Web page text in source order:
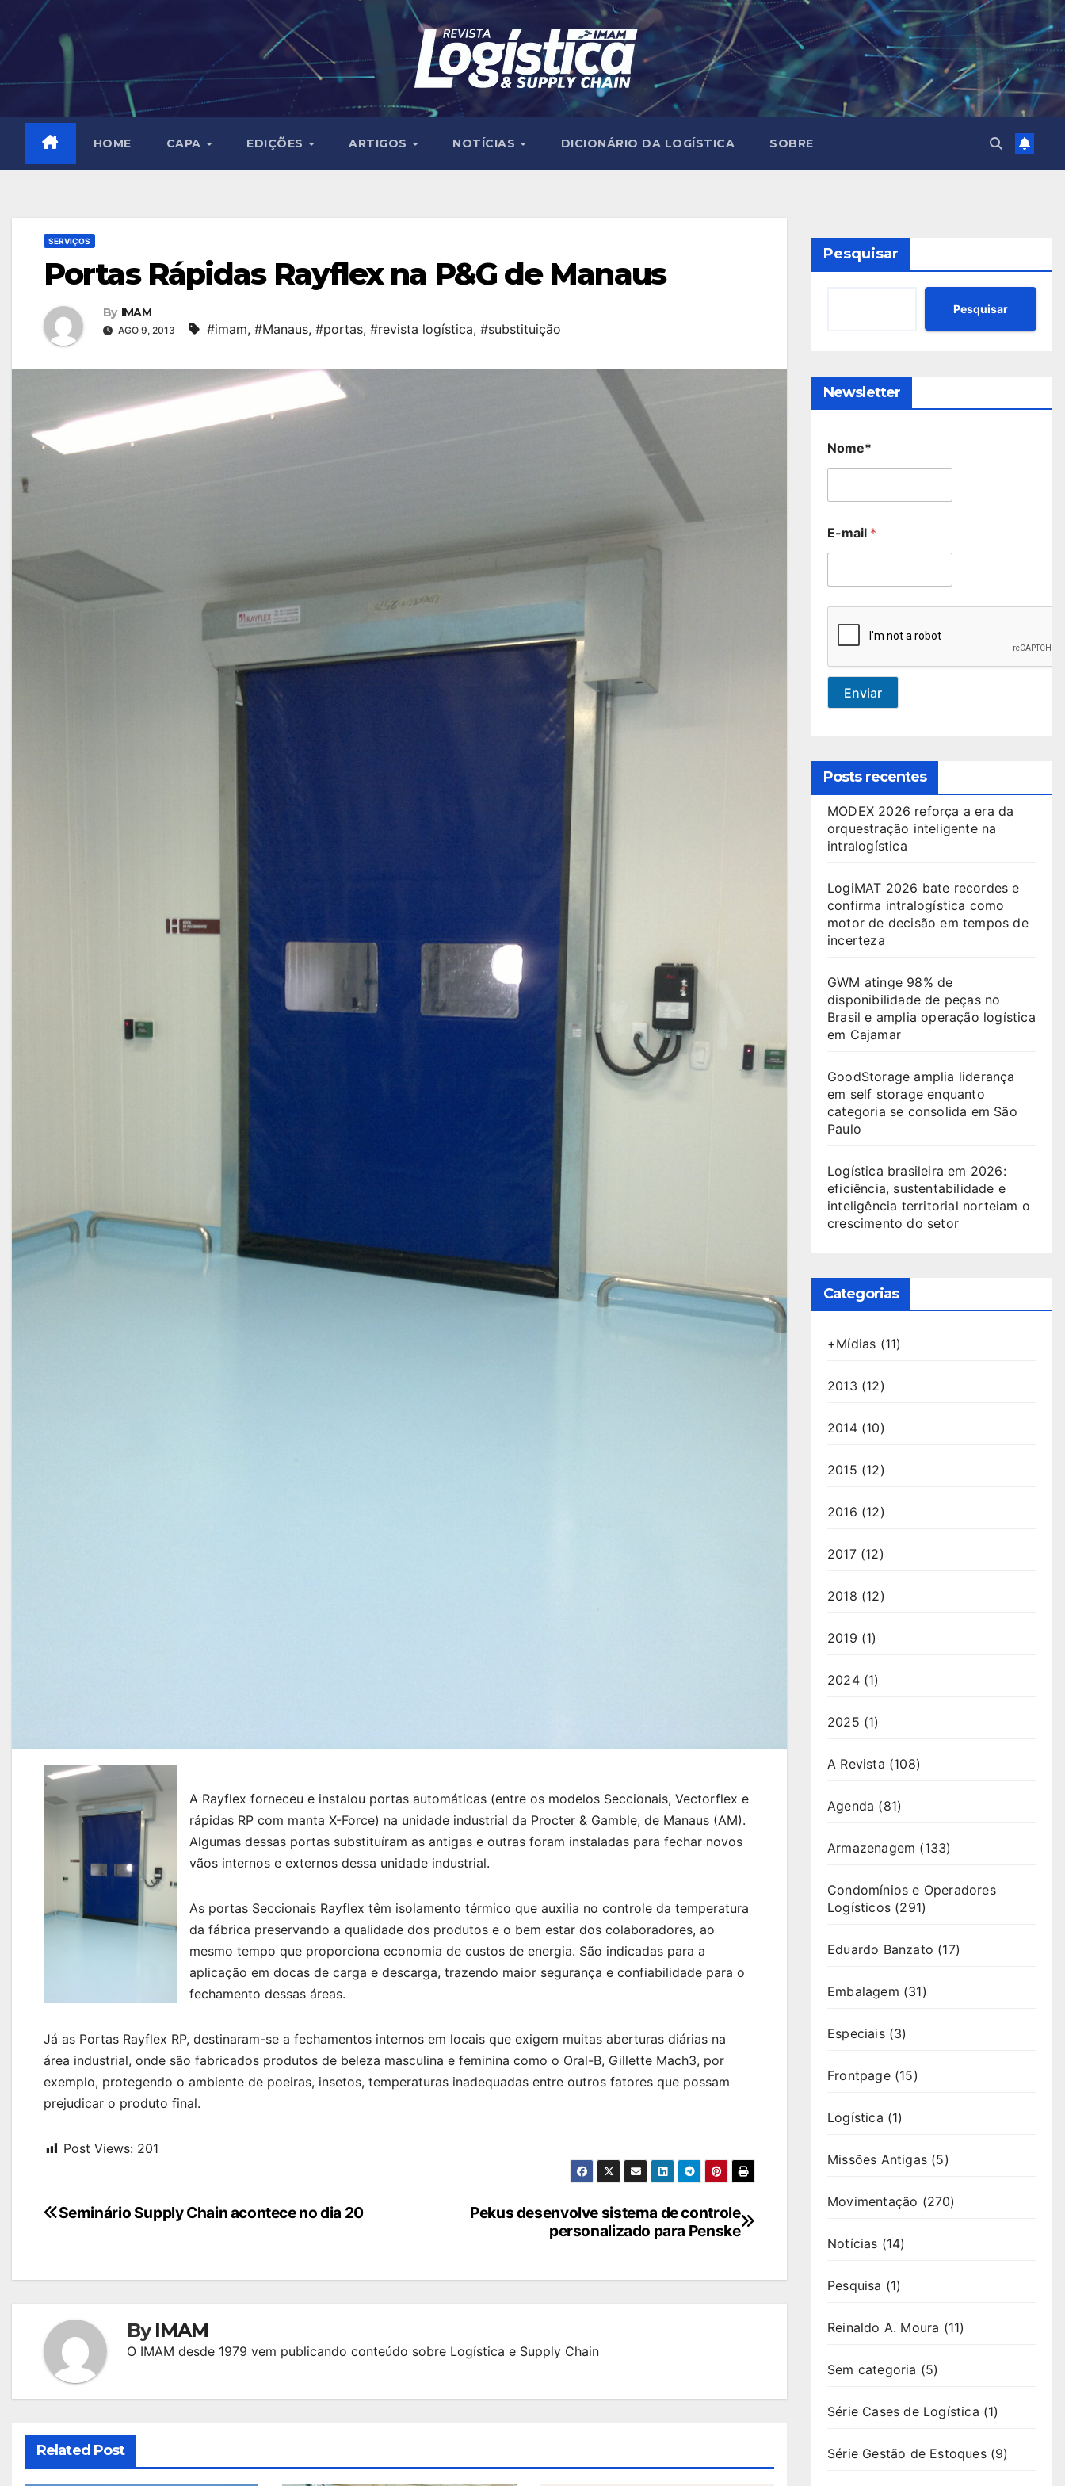
content
HOME CAPA EDIÇÕES ARTIGOS NOTÍCIAS DICIONÁRIO DA LOGÍSTICA SOBRE
SERVIÇOS
Portas Rápidas Rayflex na P&G de Manaus
By IMAM
AGO 9, 2013 #imam, #Manaus, #portas, #revista logística, #substituição
A Rayflex forneceu e instalou portas automáticas (entre os modelos Seccionais, Vectorflex e
rápidas RP com manta X-Force) na unidade industrial da Procter & Gamble, de Manaus (AM).
Algumas dessas portas substituíram as antigas e outras foram instaladas para fechar novos
vãos internos e externos dessa unidade industrial.
As portas Seccionais Rayflex têm isolamento térmico que auxilia no controle da temperatura
da fábrica preservando a qualidade dos produtos e o bem estar dos colaboradores, ao
mesmo tempo que proporciona economia de custos de energia. São indicadas para a
aplicação em docas de carga e descarga, trazendo maior segurança e confiabilidade para o
fechamento dessas áreas.
Já as Portas Rayflex RP, destinaram-se a fechamentos internos em locais que exigem muitas aberturas diárias na
área industrial, onde são fabricados produtos de beleza masculina e feminina como o Oral-B, Gillette Mach3, por
exemplo, protegendo o ambiente de poeiras, insetos, temperaturas inadequadas entre outros fatores que possam
prejudicar o produto final.
Post Views: 201
Navegação
Post
Pekus desenvolve sistema de controle
personalizado para Penske
Seminário Supply Chain acontece no dia 20
ByIMAM
O IMAM desde 1979 vem publicando conteúdo sobre Logística e Supply Chain
Related Post
Pesquisar
Pesquisar
Newsletter
Nome*
E-mail *
Enviar
Posts recentes
MODEX 2026 reforça a era da
orquestração inteligente na
intralogística
LogiMAT 2026 bate recordes e
confirma intralogística como
motor de decisão em tempos de
incerteza
GWM atinge 98% de
disponibilidade de peças no
Brasil e amplia operação logística
em Cajamar
GoodStorage amplia liderança
em self storage enquanto
categoria se consolida em São
Paulo
Logística brasileira em 2026:
eficiência, sustentabilidade e
inteligência territorial norteiam o
crescimento do setor
Categorias
+Mídias (11)
2013 (12)
2014(10)
2015 (12)
2016 (12)
2017(12)
2018 (12)
2019 (1)
2024(1)
2025 (1)
A Revista (108)
Agenda (81)
Armazenagem (133)
Condomínios e Operadores
Logísticos (291)
Eduardo Banzato (17)
Embalagem (31)
Especiais(3)
Frontpage(15)
Logística (1)
Missões Antigas (5)
Movimentação (270)
Notícias (14)
Pesquisa (1)
Reinaldo A. Moura (11)
Sem categoria (5)
Série Cases de Logística (1)
Série Gestão de Estoques(9)